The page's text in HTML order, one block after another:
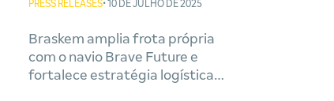
PRESS RELEASES• 10 DE JULHO DE 2025
Braskem amplia frota própria
com o navio Brave Future e
fortalece estratégia logística